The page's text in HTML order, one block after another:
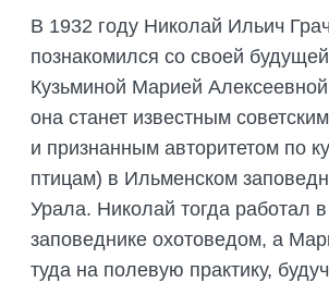
В 1932 году Николай Ильич
познакомился со своей
Кузьминой Марией
она станет известным
и признанным авторитетом по
птицам) в Ильменском
Урала. Николай тогда работал
заповеднике охотоведом, а
туда на полевую практику,